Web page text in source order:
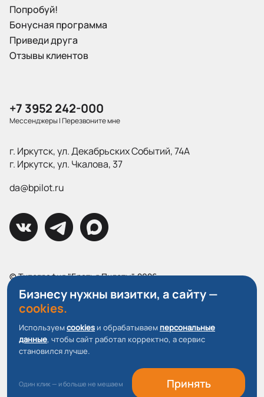
Попробуй!
Бонусная программа
Приведи друга
Отзывы клиентов
+7 3952 242-000
Мессенджеры|Перезвоните мне
г. Иркутск, ул. Декабрьских Событий, 74А
г. Иркутск, ул. Чкалова, 37
da@bpilot.ru
© Типография "Братья Пилоты", 2026
Все права защищены.
Политика конфиденциальности
Пользовательское соглашение
О файлах Cookie
Бизнесу нужны визитки, а сайту —
cookies.
Используемcookies и обрабатываем персональные
данные, чтобы сайт работал корректно, а сервис
становился лучше.
Один клик — и больше не мешаем Принять